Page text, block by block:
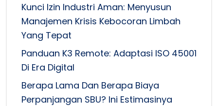
Kunci Izin Industri Aman: Menyusun
Manajemen Krisis Kebocoran Limbah
Yang Tepat
Panduan K3 Remote: Adaptasi ISO 45001
Di Era Digital
Berapa Lama Dan Berapa Biaya
Perpanjangan SBU? Ini Estimasinya